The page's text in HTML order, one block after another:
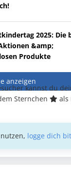
2025: Die
&amp;
Produkte
anzeigen
kannst du
Sternchen
als
logge dich